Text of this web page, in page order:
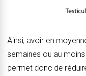
Ainsi, avoir en
semaines ou au
permet donc de